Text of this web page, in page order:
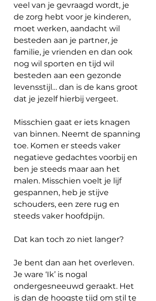
veel van je gevraagd wordt, je
de zorg hebt voor je kinderen,
moet werken, aandacht wil
besteden aan je partner, je
familie, je vrienden en dan ook
nog wil sporten en tijd wil
besteden aan een gezonde
levensstijl… dan is de kans groot
dat je jezelf hierbij vergeet.
Misschien gaat er iets knagen
van binnen. Neemt de spanning
toe. Komen er steeds vaker
negatieve gedachtes voorbij en
ben je steeds maar aan het
malen. Misschien voelt je lijf
gespannen, heb je stijve
schouders, een zere rug en
steeds vaker hoofdpijn.
Dat kan toch zo niet langer?
Je bent dan aan het overleven.
Je ware ‘Ik’ is nogal
ondergesneeuwd geraakt. Het
is dan de hoogste tijd om stil te